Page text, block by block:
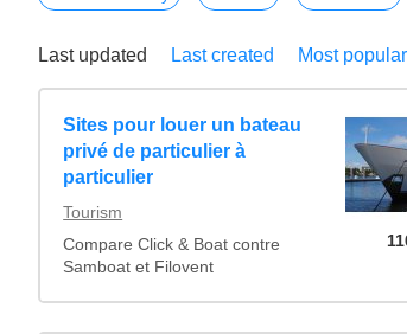
Last updated Last created Most popular
Sites pour louer un bateau
privé de particulier à
particulier
Tourism
Compare Click & Boat contre
Samboat et Filovent